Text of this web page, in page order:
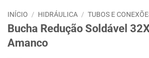
INÍCIO / HIDRÁULICA / TUBOS E
Bucha Redução Soldável
Amanco